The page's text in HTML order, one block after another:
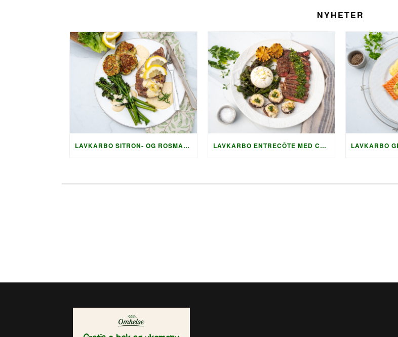
NYHETER
LAVKARBO SITRON- OG ROSMARINMARINERTE NAKKEKOTELETTER MED SPRØ SQUASHRØSTI OG PARMESAN-SAUS LAVKARBO ENTRECÔTE MED CHIMICHURRI OG GRILLET TILBEHØR